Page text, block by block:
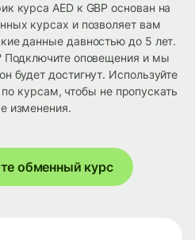
курса AED к GBP основан на
курсах и позволяет вам
данные давностью до 5 лет.
Подключите оповещения и мы
будет достигнут. Используйте
курсам, чтобы не пропускать
изменения.
обменный курс